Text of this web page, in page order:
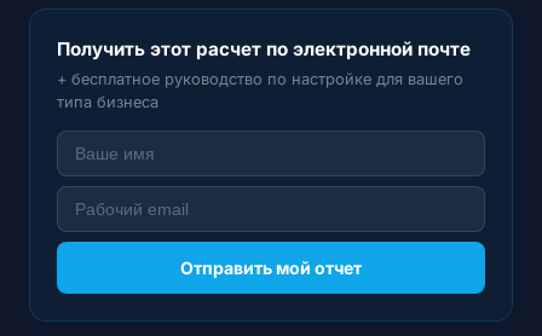
Получить этот расчет по электронной почте
+ бесплатное руководство по настройке для вашего
типа бизнеса
Отправить мой отчет